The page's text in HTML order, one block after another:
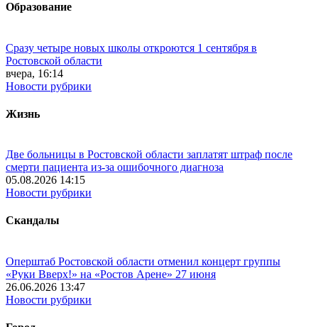
Образование
Сразу четыре новых школы откроются 1 сентября в
Ростовской области
вчера, 16:14
Новости рубрики
Жизнь
Две больницы в Ростовской области заплатят штраф после
смерти пациента из-за ошибочного диагноза
05.08.2026 14:15
Новости рубрики
Скандалы
Оперштаб Ростовской области отменил концерт группы
«Руки Вверх!» на «Ростов Арене» 27 июня
26.06.2026 13:47
Новости рубрики